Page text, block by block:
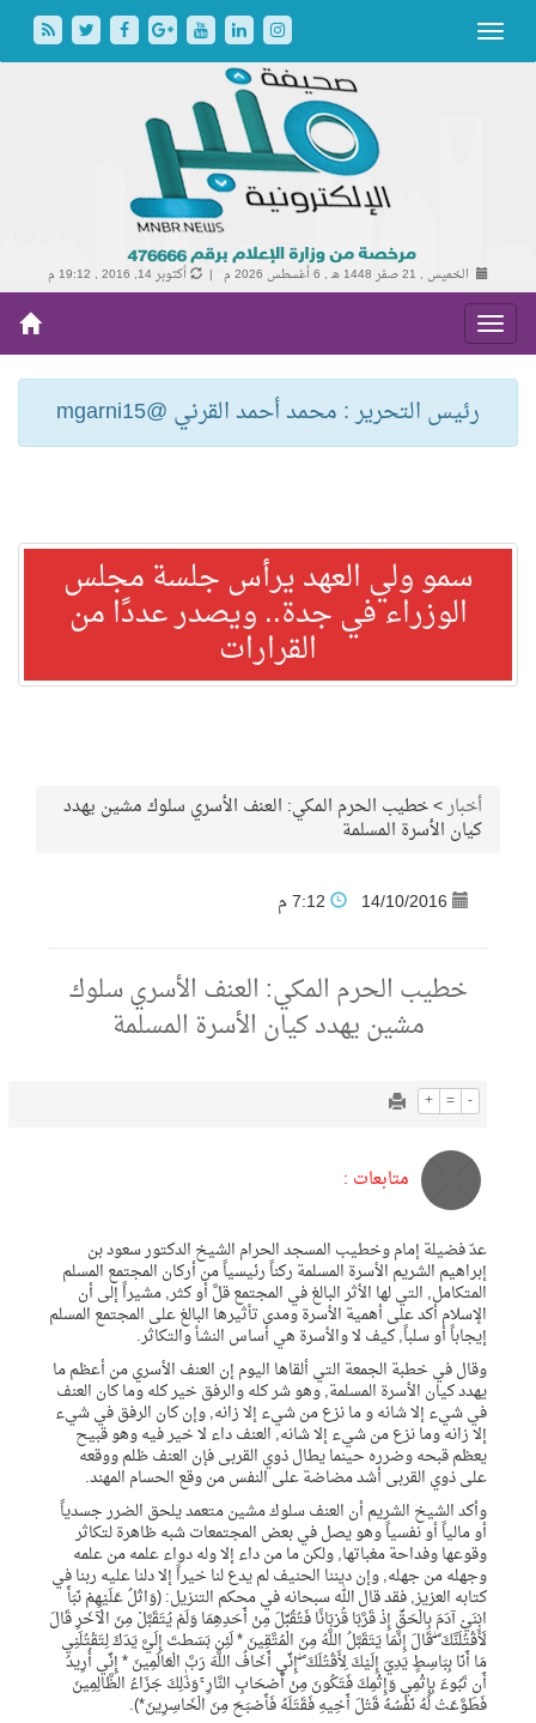
الخميس , 21 صفر 1448 هـ , 6 أغسطس 2026 م | أكتوبر 14, 2016 , 19:12 م
رئيس التحرير : محمد أحمد القرني @mgarni15
سمو ولي العهد يرأس جلسة مجلس
الوزراء في جدة.. ويصدر عددًا من
القرارات
أخبار>خطيب الحرم المكي: العنف الأسري سلوك مشين يهدد
كيان الأسرة المسلمة
14/10/2016
خطيب الحرم المكي: العنف الأسري سلوك
مشين يهدد كيان الأسرة المسلمة
+ = -
متابعات :
عدّ فضيلة إمام وخطيب المسجد الحرام الشيخ الدكتور سعود بن
إبراهيم الشريم الأسرة المسلمة ركناً رئيسياً من أركان المجتمع المسلم
المتكامل, التي لها الأثر البالغ في المجتمع قلَّ أو كثر, مشيراً إلى أن
الإسلام أكد على أهمية الأسرة ومدى تأثيرها البالغ على المجتمع المسلم
إيجاباً أو سلباً, كيف لا والأسرة هي أساس النشأ والتكاثر.
وقال في خطبة الجمعة التي ألقاها اليوم إن العنف الأسري من أعظم ما
يهدد كيان الأسرة المسلمة, وهو شر كله والرفق خير كله وما كان العنف
في شيء إلا شانه و ما نزع من شيء إلا زانه, وإن كان الرفق في شيء
إلا زانه وما نزع من شيء إلا شانه, العنف داء لا خير فيه وهو قبيح
يعظم قبحه وضرره حينما يطال ذوي القربى فإن العنف ظلم ووقعه
على ذوي القربى أشد مضاضة على النفس من وقع الحسام المهند.
وأكد الشيخ الشريم أن العنف سلوك مشين متعمد يلحق الضرر جسدياً
أو مالياً أو نفسياً وهو يصل في بعض المجتمعات شبه ظاهرة لتكاثر
وقوعها وفداحة مغباتها, ولكن ما من داء إلا وله دواء علمه من علمه
وجهله من جهله, وإن ديننا الحنيف لم يدع لنا خيراً إلا دلنا عليه ربنا في
كتابه العزيز, فقد قال الله سبحانه في محكم التنزيل: (وَاتْلُ عَلَيْهِمْ نَبَأَ
ابْنَيْ آدَمَ بِالْحَقِّ إِذْ قَرَّبَا قُرْبَانًا فَتُقُبِّلَ مِنْ أَحَدِهِمَا وَلَمْ يُتَقَبَّلْ مِنَ الْآخَرِ قَالَ
لَأَقْتُلَنَّكَ ۖ قَالَ إِنَّمَا يَتَقَبَّلُ اللَّهُ مِنَ الْمُتَّقِينَ * لَئِن بَسَطتَ إِلَيَّ يَدَكَ لِتَقْتُلَنِي
مَا أَنَا بِبَاسِطٍ يَدِيَ إِلَيْكَ لِأَقْتُلَكَ ۖ إِنِّي أَخَافُ اللَّهَ رَبَّ الْعَالَمِينَ * إِنِّي أُرِيدُ
أَن تَبُوءَ بِإِثْمِي وَإِثْمِكَ فَتَكُونَ مِنْ أَصْحَابِ النَّارِ ۚ وَذَٰلِكَ جَزَاءُ الظَّالِمِينَ
فَطَوَّعَتْ لَهُ نَفْسُهُ قَتْلَ أَخِيهِ فَقَتَلَهُ فَأَصْبَحَ مِنَ الْخَاسِرِينَ*).